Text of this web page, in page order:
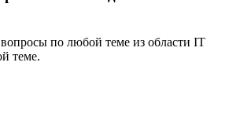
по любой теме из области IT
теме.